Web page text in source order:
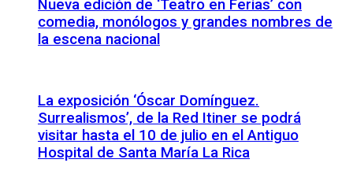
Nueva edición de ‘Teatro en Ferias’ con
comedia, monólogos y grandes nombres de
la escena nacional
La exposición ‘Óscar Domínguez.
Surrealismos’, de la Red Itiner se podrá
visitar hasta el 10 de julio en el Antiguo
Hospital de Santa María La Rica